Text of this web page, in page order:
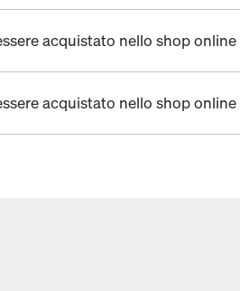
acquistato nello shop online
acquistato nello shop online